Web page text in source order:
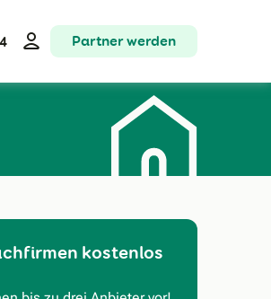
Partner werden
kostenlos